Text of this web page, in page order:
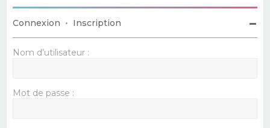
Connexion • Inscription
Nom d’utilisateur :
Mot de passe :